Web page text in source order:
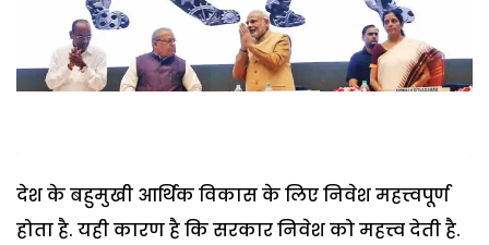
देश के बहुमुखी आर्थिक विकास के लिए निवेश महत्त्वपूर्ण
होता है. यही कारण है किसरकार निवेश को महत्त्व देती है.